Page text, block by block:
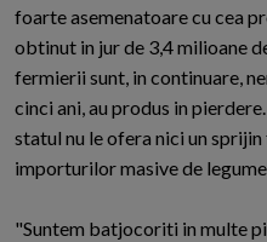
foarte asemenatoare cu cea
obtinut in jur de 3,4 milioane
fermierii sunt, in continuare,
cinci ani, au produs in
statul nu le ofera nici un
importurilor masive de
"Suntem batjocoriti in multe